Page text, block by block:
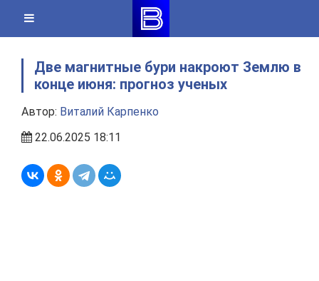
content
Две магнитные бури накроют Землю в
конце июня: прогноз ученых
Автор: Виталий Карпенко
22.06.2025 18:11